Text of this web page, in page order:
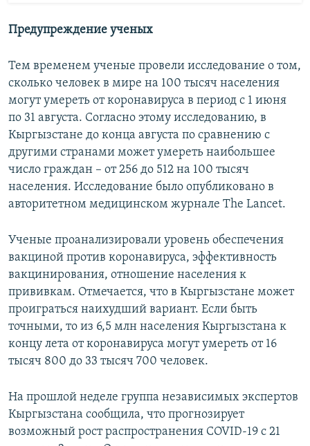
Предупреждение ученых
Тем временем ученые провели исследование о том,
сколько человек в мире на 100 тысяч населения
могут умереть от коронавируса в период с 1 июня
по 31 августа. Согласно этому исследованию, в
Кыргызстане до конца августа по сравнению с
другими странами может умереть наибольшее
число граждан – от 256 до 512 на 100 тысяч
населения. Исследование было опубликовано в
авторитетном медицинском журнале The Lancet.
Ученые проанализировали уровень обеспечения
вакциной против коронавируса, эффективность
вакцинирования, отношение населения к
прививкам. Отмечается, что в Кыргызстане может
проиграться наихудший вариант. Если быть
точными, то из 6,5 млн населения Кыргызстана к
концу лета от коронавируса могут умереть от 16
тысяч 800 до 33 тысяч 700 человек.
На прошлой неделе группа независимых экспертов
Кыргызстана сообщила, что прогнозирует
возможный рост распространения COVID-19 с 21